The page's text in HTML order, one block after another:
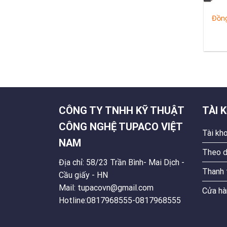
CÔNG TY TNHH KỸ THUẬT
CÔNG NGHỆ TUPACO VIỆT
NAM
Địa chỉ: 58/23 Trần Bình- Mai Dịch -
Cầu giấy - HN
Mail: tupacovn@gmail.com
Hotline:0817968555-0817968555
TÀI
Tài
Theo
Thanh
Cửa